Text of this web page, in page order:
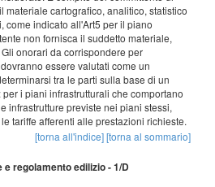
materiale cartografico, analitico, statistico
come indicato all'Art5 per il piano
non fornisca il suddetto materiale,
onorari da corrispondere per
essere valutati come un
tra le parti sulla base di un
i piani infrastrutturali che comportano
infrastrutture previste nei piani stessi,
tariffe afferenti alle prestazioni richieste.
[torna all'indice][torna al sommario]
regolamento edilizio - 1/D